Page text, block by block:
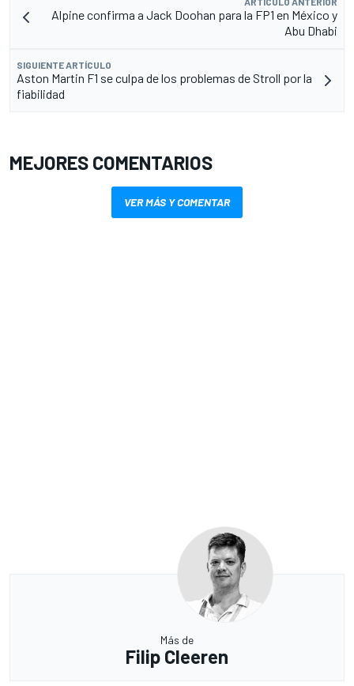
Alpine confirma a Jack Doohan para la FP1 en México y
Abu Dhabi
SIGUIENTE ARTÍCULO
Aston Martin F1 se culpa de los problemas de Stroll por la
fiabilidad
MEJORES COMENTARIOS
VER MÁS Y COMENTAR
Más de
Filip Cleeren